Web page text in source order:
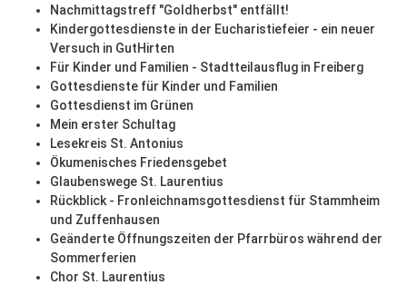
Nachmittagstreff "Goldherbst" entfällt!
Kindergottesdienste in der Eucharistiefeier - ein neuer
Versuch in GutHirten
Für Kinder und Familien - Stadtteilausflug in Freiberg
Gottesdienste für Kinder und Familien
Gottesdienst im Grünen
Mein erster Schultag
Lesekreis St. Antonius
Ökumenisches Friedensgebet
Glaubenswege St. Laurentius
Rückblick - Fronleichnamsgottesdienst für Stammheim
und Zuffenhausen
Geänderte Öffnungszeiten der Pfarrbüros während der
Sommerferien
Chor St. Laurentius